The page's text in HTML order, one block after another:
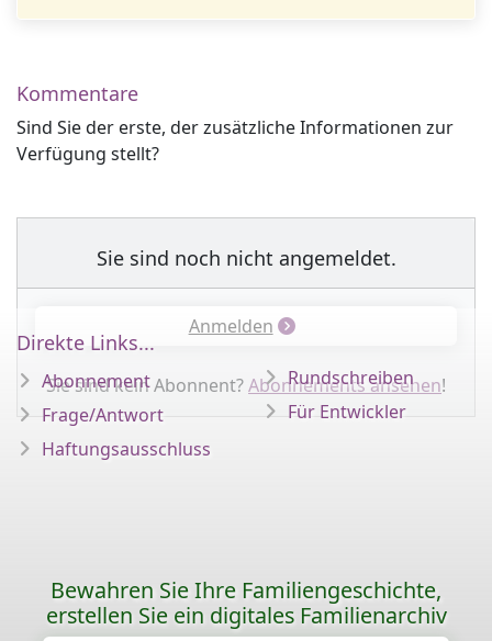
Kommentare
Sind Sie der erste, der zusätzliche Informationen zur
Verfügung stellt?
Sie sind noch nicht angemeldet.
Anmelden
Sie sind kein Abonnent?Abonnements ansehen!
Direkte Links...
Abonnement
Frage/Antwort
Haftungsausschluss
Rundschreiben
Für Entwickler
Bewahren Sie Ihre Familiengeschichte,
erstellen Sie ein digitales Familienarchiv